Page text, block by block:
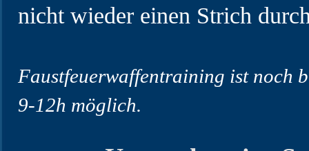
nicht wieder einen Strich
Faustfeuerwaffentraining ist noch
9-12h möglich.